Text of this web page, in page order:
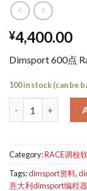
¥4,400.00
Dimsport 600点
100 in stock (can be
Category:RACE调校
Tags:dimsport资料,
意大利dimsport编程器